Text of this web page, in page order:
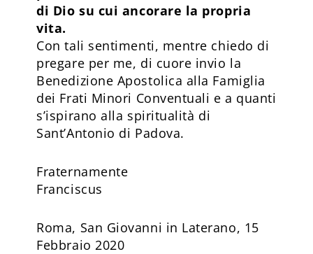
di Dio su cui ancorare la propria
vita.
Con tali sentimenti, mentre chiedo di
pregare per me, di cuore invio la
Benedizione Apostolica alla Famiglia
dei Frati Minori Conventuali e a quanti
s’ispirano alla spiritualità di
Sant’Antonio di Padova.
Fraternamente
Franciscus
Roma, San Giovanni in Laterano, 15
Febbraio 2020